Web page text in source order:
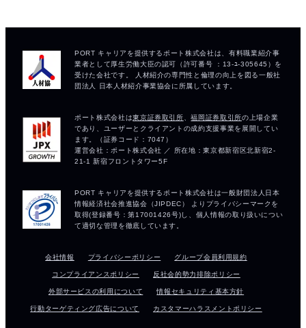
会社情報 プライバシーポリシー グループ会員利用規約
コンプライアンスポリシー 反社会的勢力排除ポリシー
外部サービスの利用について 情報セキュリティ基本方針
行動ターゲティング広告について カスタマーハラスメントポリシー